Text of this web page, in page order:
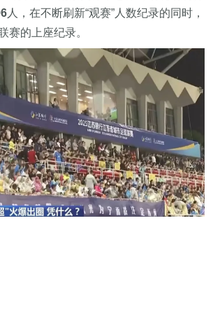
人，在不断刷新“观赛”人数纪录的同时，
赛的上座纪录。